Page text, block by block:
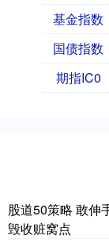
基金指数
国债指数
期指IC0
股道50策略 敢伸
毁收赃窝点